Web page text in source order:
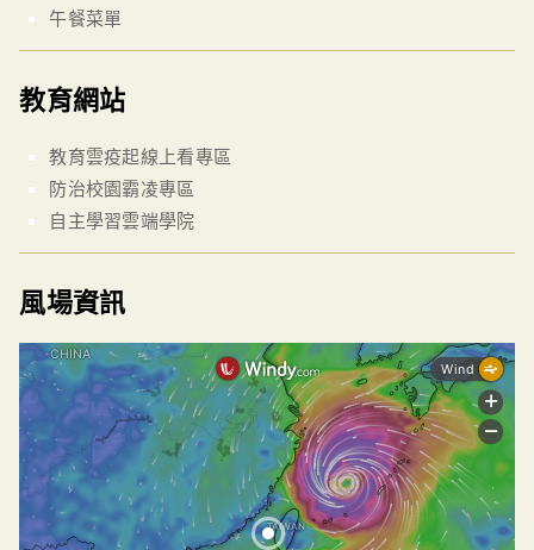
午餐菜單
教育網站
教育雲疫起線上看專區
防治校園霸凌專區
自主學習雲端學院
風場資訊